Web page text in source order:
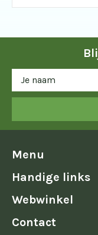
Menu
Handige links
Webwinkel
Contact